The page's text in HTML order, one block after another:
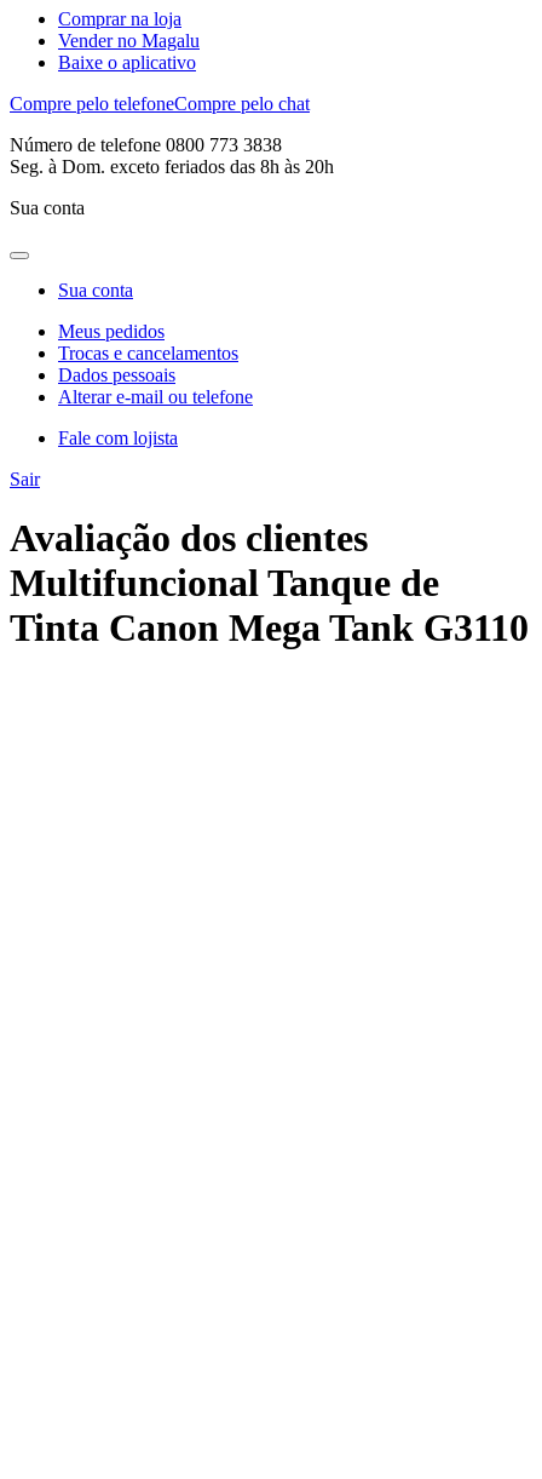
Comprar na loja
Vender no Magalu
Baixe o aplicativo
Compre pelo telefoneCompre pelo chat
Número de telefone 0800 773 3838
Seg. à Dom. exceto feriados das 8h às 20h
Sua conta
Sua conta
Meus pedidos
Trocas e cancelamentos
Dados pessoais
Alterar e-mail ou telefone
Fale com lojista
Sair
Avaliação dos clientes
Multifuncional Tanque de
Tinta Canon Mega Tank G3110